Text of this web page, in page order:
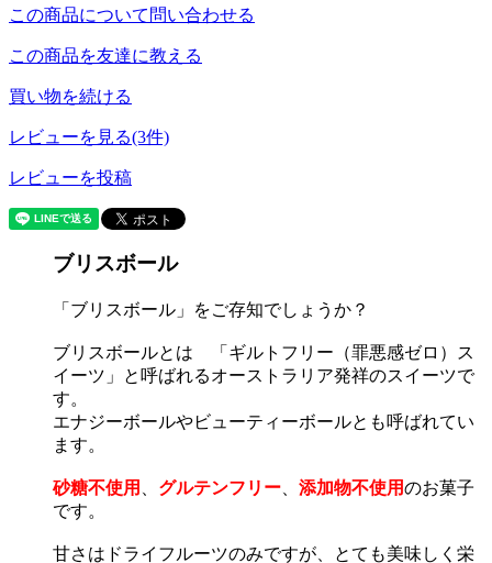
この商品について問い合わせる
この商品を友達に教える
買い物を続ける
レビューを見る(3件)
レビューを投稿
ブリスボール
「ブリスボール」をご存知でしょうか？
ブリスボールとは 「ギルトフリー（罪悪感ゼロ）ス
イーツ」と呼ばれるオーストラリア発祥のスイーツで
す。
エナジーボールやビューティーボールとも呼ばれてい
ます。
砂糖不使用 グルテンフリー 添加物不使用のお菓子
です。
甘さはドライフルーツのみですが、とても美味しく栄